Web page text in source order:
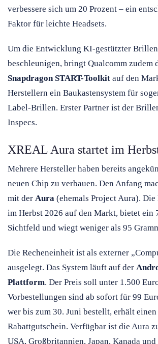
verbessere sich um 20 Prozent – ein
Faktor für leichte Headsets.
Um die Entwicklung KI-gestützter
beschleunigen, bringt Qualcomm zudem
Snapdragon START-Toolkit auf den
Herstellern ein Baukastensystem für
Label-Brillen. Erster Partner ist der
Inspecs.
XREAL Aura startet im
Mehrere Hersteller haben bereits
neuen Chip zu verbauen. Den Anfang
mit der Aura (ehemals Project Aura).
im Herbst 2026 auf den Markt, bietet ein
Sichtfeld und wiegt weniger als 95
Die Recheneinheit ist als externer
ausgelegt. Das System läuft auf der
Plattform. Der Preis soll unter 1.500
Vorbestellungen sind ab sofort für 99
wer bis zum 30. Juni bestellt, erhält einen
Rabattgutschein. Verfügbar ist die Aura
USA, Großbritannien, Japan, Kanada und